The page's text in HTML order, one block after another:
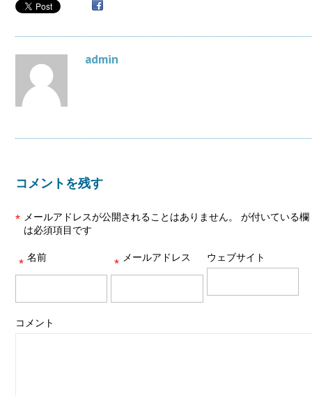
admin
コメントを残す
メールアドレスが公開されることはありません。
*
が付いている欄
は必須項目です
名前
* メールアドレス
* ウェブサイト
コメント